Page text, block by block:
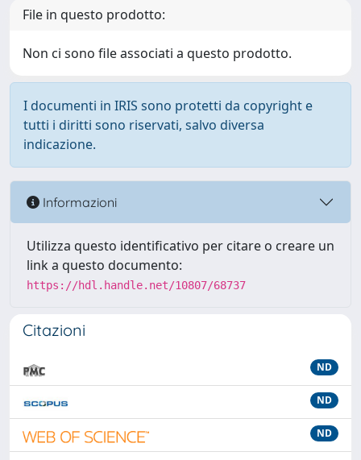
File in questo prodotto:
Non ci sono file associati a questo prodotto.
I documenti in IRIS sono protetti da copyright e
tutti i diritti sono riservati, salvo diversa
indicazione.
Informazioni
Utilizza questo identificativo per citare o creare un
link a questo documento:
https://hdl.handle.net/10807/68737
Citazioni
ND
ND
ND